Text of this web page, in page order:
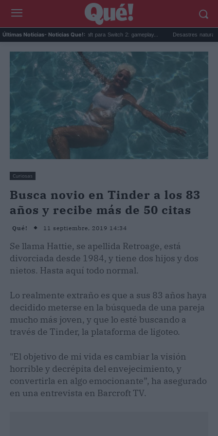
Últimas Noticias- Noticias Que!:
Beta sorpresa de Minecraft para Switch 2: gameplay... Desastres naturales:
Curiosas
Busca novio en Tinder a los 83
años y recibe más de 50 citas
Qué! 11 septiembre, 2019 14:34
Se llama Hattie, se apellida Retroage, está
divorciada desde 1984, y tiene dos hijos y dos
nietos. Hasta aquí todo normal.
Lo realmente extraño es que a sus 83 años haya
decidido meterse en la búsqueda de una pareja
mucho más joven, y que lo esté buscando a
través de Tinder, la plataforma de ligoteo.
"El objetivo de mi vida es cambiar la visión
horrible y decrépita del envejecimiento, y
convertirla en algo emocionante”, ha asegurado
en una entrevista en Barcroft TV.